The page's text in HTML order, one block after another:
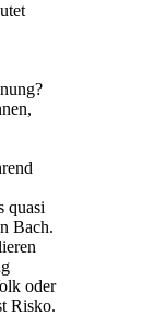
quasi
Bach.
oder
Risko.